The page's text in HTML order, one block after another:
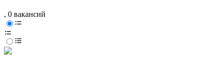
, 0 вакансий